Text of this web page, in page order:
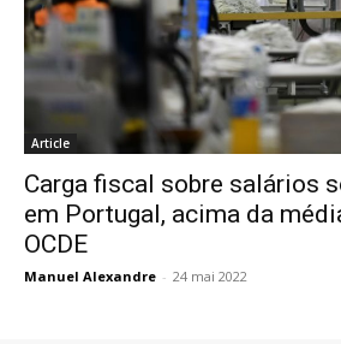
Article
Carga fiscal sobre salários
em Portugal, acima da
OCDE
Manuel Alexandre - 24 mai 2022